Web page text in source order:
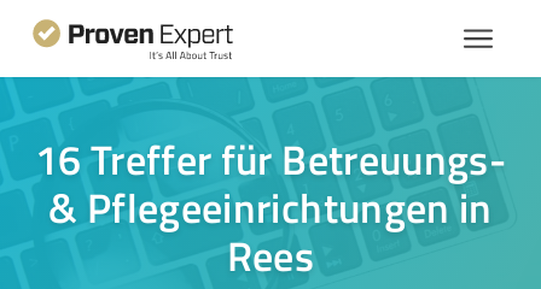
16 Treffer für Betreuungs-
& Pflegeeinrichtungen in
Rees